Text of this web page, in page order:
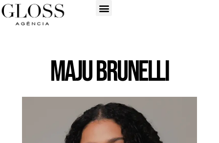
Maju Brunelli